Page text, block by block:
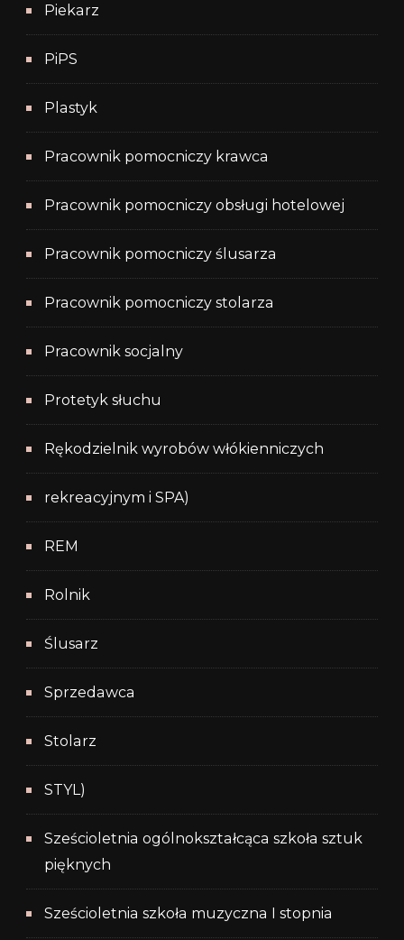
Piekarz
PiPS
Plastyk
Pracownik pomocniczy krawca
Pracownik pomocniczy obsługi hotelowej
Pracownik pomocniczy ślusarza
Pracownik pomocniczy stolarza
Pracownik socjalny
Protetyk słuchu
Rękodzielnik wyrobów włókienniczych
rekreacyjnym i SPA)
REM
Rolnik
Ślusarz
Sprzedawca
Stolarz
STYL)
Sześcioletnia ogólnokształcąca szkoła sztuk
pięknych
Sześcioletnia szkoła muzyczna I stopnia